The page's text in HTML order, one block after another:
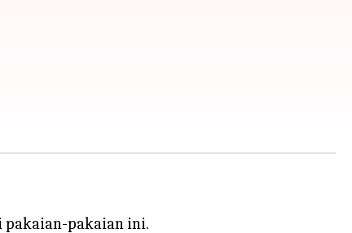
pakaian-pakaian ini.